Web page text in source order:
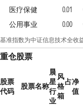
医疗保健
0.01
公用事业
0.00
基准指数为中证信息技术全收
重仓股票
股票
代码
股票名称
晨
星
行
业
风
格
箱
占净
值